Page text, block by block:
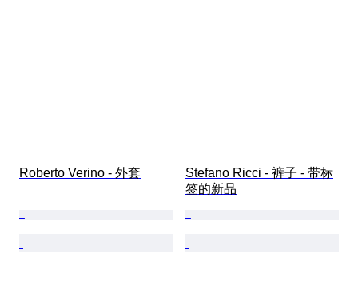
Roberto Verino - 外套
Stefano Ricci - 裤子 - 带标
签的新品